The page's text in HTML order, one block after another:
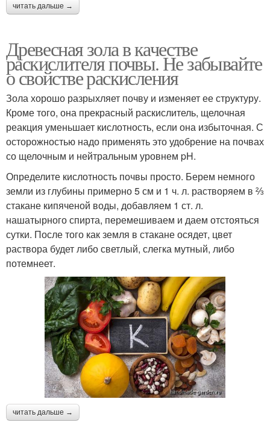
читать дальше →
Древесная зола в качестве
раскислителя почвы. Не забывайте
о свойстве раскисления
Зола хорошо разрыхляет почву и изменяет ее структуру.
Кроме того, она прекрасный раскислитель, щелочная
реакция уменьшает кислотность, если она избыточная. С
осторожностью надо применять это удобрение на почвах
со щелочным и нейтральным уровнем pH.
Определите кислотность почвы просто. Берем немного
земли из глубины примерно 5 см и 1 ч. л. растворяем в ⅔
стакане кипяченой воды, добавляем 1 ст. л.
нашатырного спирта, перемешиваем и даем отстояться
сутки. После того как земля в стакане осядет, цвет
раствора будет либо светлый, слегка мутный, либо
потемнеет.
читать дальше →